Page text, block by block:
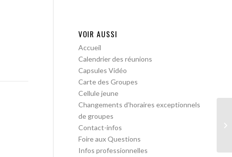
VOIR AUSSI
Accueil
Calendrier des réunions
Capsules Vidéo
Carte des Groupes
Cellule jeune
Changements d’horaires exceptionnels
de groupes
Contact-infos
Foire aux Questions
Infos professionnelles